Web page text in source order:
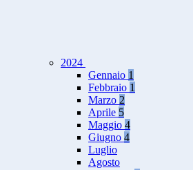
2024
Gennaio 1
Febbraio 1
Marzo 2
Aprile 5
Maggio 4
Giugno 4
Luglio
Agosto